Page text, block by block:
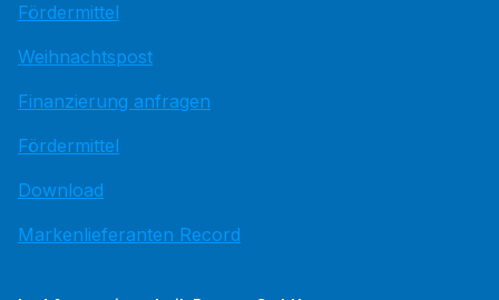
Fördermittel
Weihnachtspost
Finanzierung anfragen
Fördermittel
Download
Markenlieferanten Record